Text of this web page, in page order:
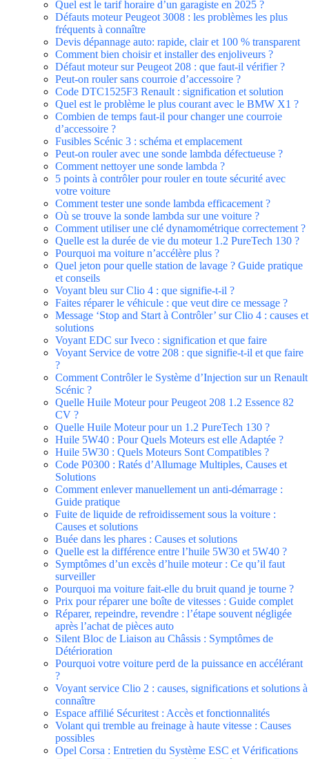
Quel est le tarif horaire d’un garagiste en 2025 ?
Défauts moteur Peugeot 3008 : les problèmes les plus
fréquents à connaître
Devis dépannage auto: rapide, clair et 100 % transparent
Comment bien choisir et installer des enjoliveurs ?
Défaut moteur sur Peugeot 208 : que faut-il vérifier ?
Peut-on rouler sans courroie d’accessoire ?
Code DTC1525F3 Renault : signification et solution
Quel est le problème le plus courant avec le BMW X1 ?
Combien de temps faut-il pour changer une courroie
d’accessoire ?
Fusibles Scénic 3 : schéma et emplacement
Peut-on rouler avec une sonde lambda défectueuse ?
Comment nettoyer une sonde lambda ?
5 points à contrôler pour rouler en toute sécurité avec
votre voiture
Comment tester une sonde lambda efficacement ?
Où se trouve la sonde lambda sur une voiture ?
Comment utiliser une clé dynamométrique correctement ?
Quelle est la durée de vie du moteur 1.2 PureTech 130 ?
Pourquoi ma voiture n’accélère plus ?
Quel jeton pour quelle station de lavage ? Guide pratique
et conseils
Voyant bleu sur Clio 4 : que signifie-t-il ?
Faites réparer le véhicule : que veut dire ce message ?
Message ‘Stop and Start à Contrôler’ sur Clio 4 : causes et
solutions
Voyant EDC sur Iveco : signification et que faire
Voyant Service de votre 208 : que signifie-t-il et que faire
?
Comment Contrôler le Système d’Injection sur un Renault
Scénic ?
Quelle Huile Moteur pour Peugeot 208 1.2 Essence 82
CV ?
Quelle Huile Moteur pour un 1.2 PureTech 130 ?
Huile 5W40 : Pour Quels Moteurs est elle Adaptée ?
Huile 5W30 : Quels Moteurs Sont Compatibles ?
Code P0300 : Ratés d’Allumage Multiples, Causes et
Solutions
Comment enlever manuellement un anti-démarrage :
Guide pratique
Fuite de liquide de refroidissement sous la voiture :
Causes et solutions
Buée dans les phares : Causes et solutions
Quelle est la différence entre l’huile 5W30 et 5W40 ?
Symptômes d’un excès d’huile moteur : Ce qu’il faut
surveiller
Pourquoi ma voiture fait-elle du bruit quand je tourne ?
Prix pour réparer une boîte de vitesses : Guide complet
Réparer, repeindre, revendre : l’étape souvent négligée
après l’achat de pièces auto
Silent Bloc de Liaison au Châssis : Symptômes de
Détérioration
Pourquoi votre voiture perd de la puissance en accélérant
?
Voyant service Clio 2 : causes, significations et solutions à
connaître
Espace affilié Sécuritest : Accès et fonctionnalités
Volant qui tremble au freinage à haute vitesse : Causes
possibles
Opel Corsa : Entretien du Système ESC et Vérifications